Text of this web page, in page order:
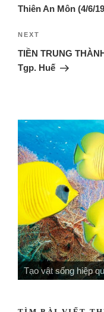
Thiên An Môn (4/6/
NEXT
TIỀN TRUNG
Tgp. Huế
Tạo vật sống hiệp